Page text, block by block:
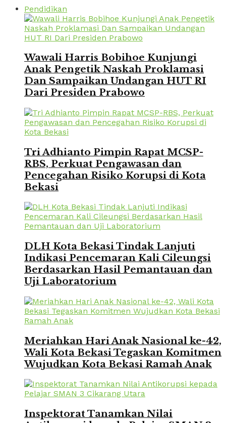
Pendidikan
Wawali Harris Bobihoe Kunjungi
Anak Pengetik Naskah Proklamasi
Dan Sampaikan Undangan HUT RI
Dari Presiden Prabowo
Tri Adhianto Pimpin Rapat MCSP-
RBS, Perkuat Pengawasan dan
Pencegahan Risiko Korupsi di Kota
Bekasi
DLH Kota Bekasi Tindak Lanjuti
Indikasi Pencemaran Kali Cileungsi
Berdasarkan Hasil Pemantauan dan
Uji Laboratorium
Meriahkan Hari Anak Nasional ke-42,
Wali Kota Bekasi Tegaskan Komitmen
Wujudkan Kota Bekasi Ramah Anak
Inspektorat Tanamkan Nilai